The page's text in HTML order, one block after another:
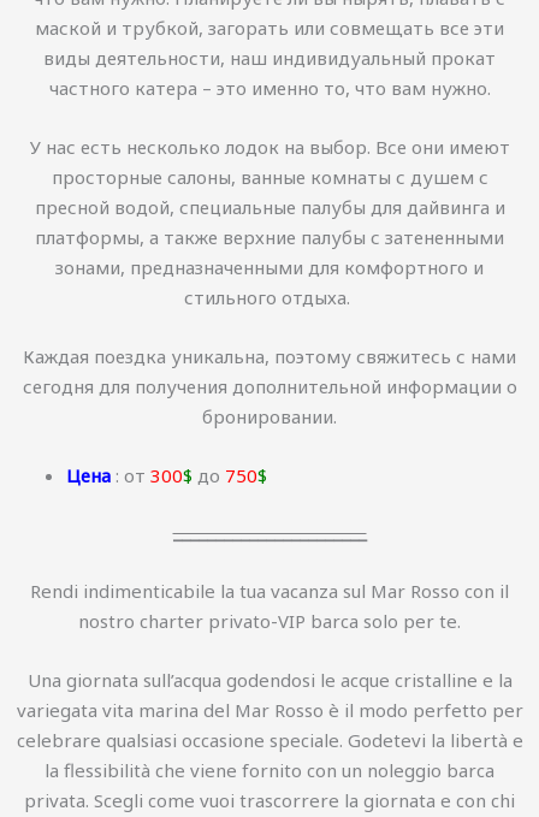
маской и трубкой, загорать или совмещать все эти
виды деятельности, наш индивидуальный прокат
частного катера – это именно то, что вам нужно.
У нас есть несколько лодок на выбор. Все они имеют
просторные салоны, ванные комнаты с душем с
пресной водой, специальные палубы для дайвинга и
платформы, а также верхние палубы с затененными
зонами, предназначенными для комфортного и
стильного отдыха.
Каждая поездка уникальна, поэтому свяжитесь с нами
сегодня для получения дополнительной информации о
бронировании.
Цена : от 300$ до 750$
_______________________
Rendi indimenticabile la tua vacanza sul Mar Rosso con il
nostro charter privato-VIP barca solo per te.
Una giornata sull’acqua godendosi le acque cristalline e la
variegata vita marina del Mar Rosso è il modo perfetto per
celebrare qualsiasi occasione speciale. Godetevi la libertà e
la flessibilità che viene fornito con un noleggio barca
privata. Scegli come vuoi trascorrere la giornata e con chi